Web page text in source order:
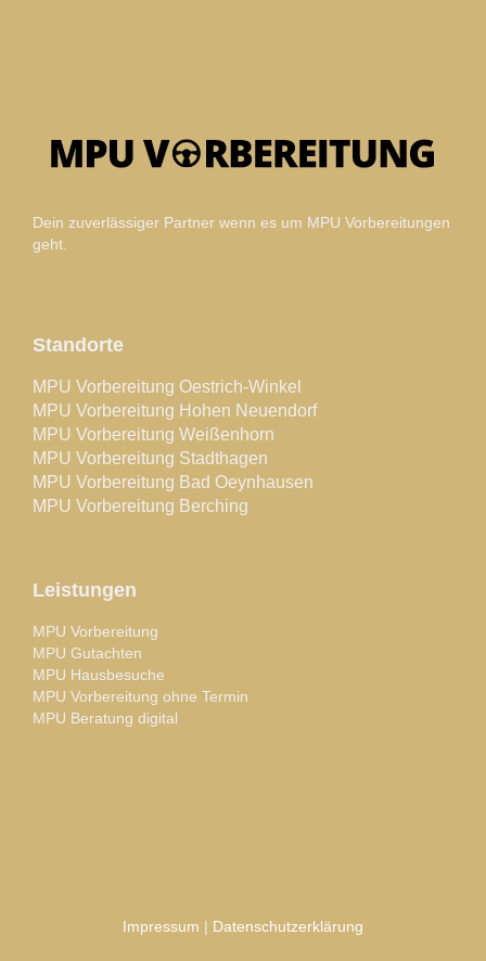
Dein zuverlässiger Partner wenn es um MPU Vorbereitungen
geht.
Standorte
MPU Vorbereitung Oestrich-Winkel
MPU Vorbereitung Hohen Neuendorf
MPU Vorbereitung Weißenhorn
MPU Vorbereitung Stadthagen
MPU Vorbereitung Bad Oeynhausen
MPU Vorbereitung Berching
Leistungen
MPU Vorbereitung
MPU Gutachten
MPU Hausbesuche
MPU Vorbereitung ohne Termin
MPU Beratung digital
Impressum Datenschutzerklärung